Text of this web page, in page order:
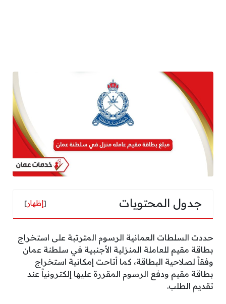
جدول المحتويات [إظهار]
حددت السلطات العمانية الرسوم المترتبة على استخراج
بطاقة مقيم للعاملة المنزلية الأجنبية في سلطنة عمان
وفقاً لصلاحية البطاقة، كما أتاحت إمكانية استخراج
بطاقة مقيم ودفع الرسوم المقررة عليها إلكترونياً عند
تقديم الطلب.